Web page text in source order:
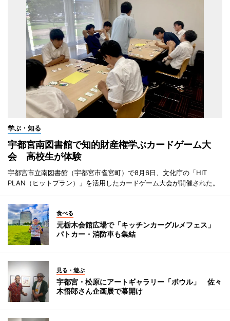
学ぶ・知る
宇都宮南図書館で知的財産権学ぶカードゲーム大
会 高校生が体験
宇都宮市立南図書館（宇都宮市雀宮町）で8月6日、文化庁の「HIT
PLAN（ヒットプラン）」を活用したカードゲーム大会が開催された。
食べる
元栃木会館広場で「キッチンカーグルメフェス」
パトカー・消防車も集結
見る・遊ぶ
宇都宮・松原にアートギャラリー「ボウル」 佐々
木悟郎さん企画展で幕開け